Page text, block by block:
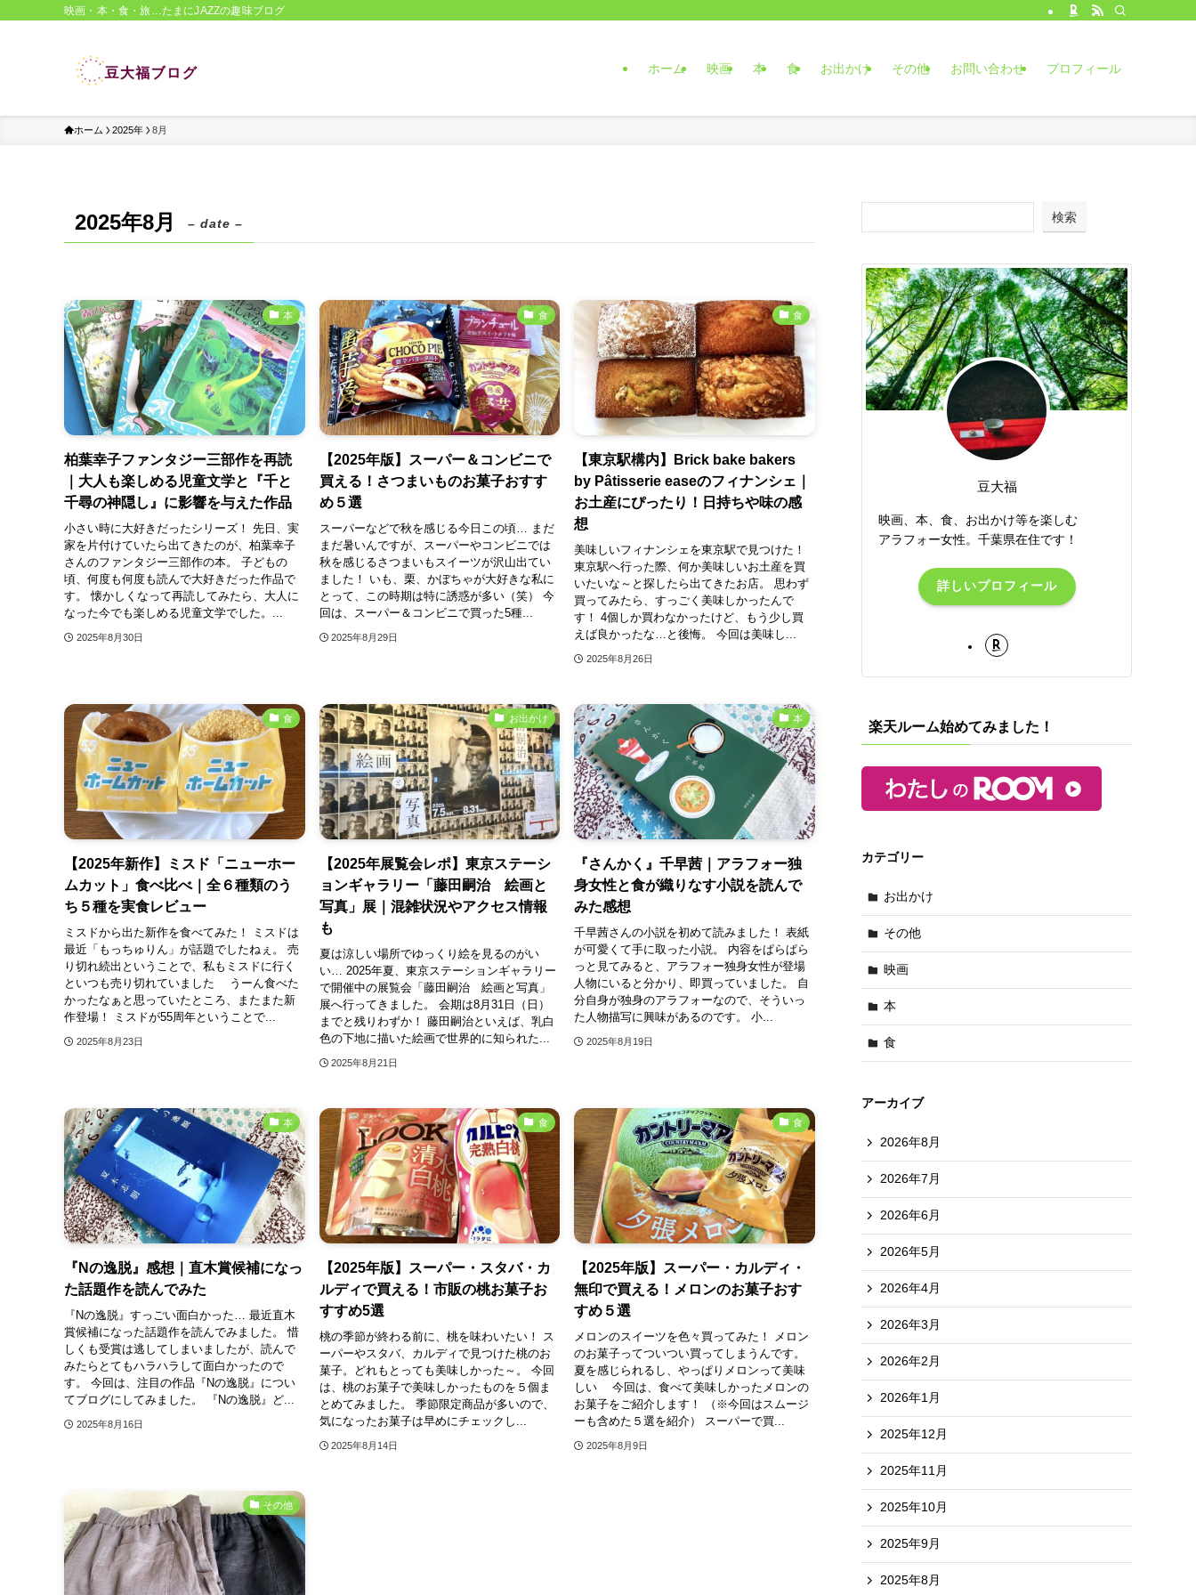
映画・本・食・旅…たまにJAZZの趣味ブログ
ホーム 映画 本 食 お出かけ その他 お問い合わせ プロフィール
ホーム 2025年 8月
2025年8月 – date –
本
柏葉幸子ファンタジー三部作を再読
｜大人も楽しめる児童文学と『千と
千尋の神隠し』に影響を与えた作品
小さい時に大好きだったシリーズ！ 先日、実
家を片付けていたら出てきたのが、柏葉幸子
さんのファンタジー三部作の本。 子どもの
頃、何度も何度も読んで大好きだった作品で
す。 懐かしくなって再読してみたら、大人に
なった今でも楽しめる児童文学でした。...
2025年8月30日
食
【2025年版】スーパー＆コンビニで
買える！さつまいものお菓子おすす
め５選
スーパーなどで秋を感じる今日この頃… まだ
まだ暑いんですが、スーパーやコンビニでは
秋を感じるさつまいもスイーツが沢山出てい
ました！ いも、栗、かぼちゃが大好きな私に
とって、この時期は特に誘惑が多い（笑） 今
回は、スーパー＆コンビニで買った5種...
2025年8月29日
食
【東京駅構内】Brick bake bakers
by Pâtisserie easeのフィナンシェ｜
お土産にぴったり！日持ちや味の感
想
美味しいフィナンシェを東京駅で見つけた！
東京駅へ行った際、何か美味しいお土産を買
いたいな～と探したら出てきたお店。 思わず
買ってみたら、すっごく美味しかったんで
す！ 4個しか買わなかったけど、もう少し買
えば良かったな…と後悔。 今回は美味し...
2025年8月26日
食
【2025年新作】ミスド「ニューホー
ムカット」食べ比べ｜全６種類のう
ち５種を実食レビュー
ミスドから出た新作を食べてみた！ ミスドは
最近「もっちゅりん」が話題でしたねぇ。 売
り切れ続出ということで、私もミスドに行く
といつも売り切れていました うーん食べた
かったなぁと思っていたところ、またまた新
作登場！ ミスドが55周年ということで...
2025年8月23日
お出かけ
【2025年展覧会レポ】東京ステーシ
ョンギャラリー「藤田嗣治 絵画と
写真」展｜混雑状況やアクセス情報
も
夏は涼しい場所でゆっくり絵を見るのがい
い… 2025年夏、東京ステーションギャラリー
で開催中の展覧会「藤田嗣治 絵画と写真」
展へ行ってきました。 会期は8月31日（日）
までと残りわずか！ 藤田嗣治といえば、乳白
色の下地に描いた絵画で世界的に知られた...
2025年8月21日
本
『さんかく』千早茜｜アラフォー独
身女性と食が織りなす小説を読んで
みた感想
千早茜さんの小説を初めて読みました！ 表紙
が可愛くて手に取った小説。 内容をぱらぱら
っと見てみると、アラフォー独身女性が登場
人物にいると分かり、即買っていました。 自
分自身が独身のアラフォーなので、そういっ
た人物描写に興味があるのです。 小...
2025年8月19日
本
『Nの逸脱』感想｜直木賞候補になっ
た話題作を読んでみた
『Nの逸脱』すっごい面白かった… 最近直木
賞候補になった話題作を読んでみました。 惜
しくも受賞は逃してしまいましたが、読んで
みたらとてもハラハラして面白かったので
す。 今回は、注目の作品『Nの逸脱』につい
てブログにしてみました。 『Nの逸脱』ど...
2025年8月16日
食
【2025年版】スーパー・スタバ・カ
ルディで買える！市販の桃お菓子お
すすめ5選
桃の季節が終わる前に、桃を味わいたい！ ス
ーパーやスタバ、カルディで見つけた桃のお
菓子。どれもとっても美味しかった～。 今回
は、桃のお菓子で美味しかったものを５個ま
とめてみました。 季節限定商品が多いので、
気になったお菓子は早めにチェックし...
2025年8月14日
食
【2025年版】スーパー・カルディ・
無印で買える！メロンのお菓子おす
すめ５選
メロンのスイーツを色々買ってみた！ メロン
のお菓子ってついつい買ってしまうんです。
夏を感じられるし、やっぱりメロンって美味
しい 今回は、食べて美味しかったメロンの
お菓子をご紹介します！ （※今回はスムージ
ーも含めた５選を紹介） スーパーで買...
2025年8月9日
その他
検索
豆大福
映画、本、食、お出かけ等を楽しむ
アラフォー女性。千葉県在住です！
詳しいプロフィール
楽天ルーム始めてみました！
カテゴリー
お出かけ
その他
映画
本
食
アーカイブ
2026年8月
2026年7月
2026年6月
2026年5月
2026年4月
2026年3月
2026年2月
2026年1月
2025年12月
2025年11月
2025年10月
2025年9月
2025年8月